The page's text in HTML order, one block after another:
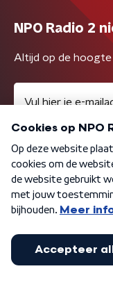
NPO Radio 2
Altijd op de hoogte
Algemene